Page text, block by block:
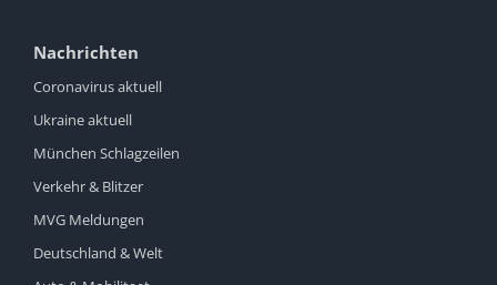
Nachrichten
Coronavirus aktuell
Ukraine aktuell
München Schlagzeilen
Verkehr & Blitzer
MVG Meldungen
Deutschland & Welt